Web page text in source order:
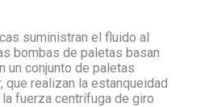
suministran el fluido al
bombas de paletas basan
un conjunto de paletas
que realizan la estanqueidad
fuerza centrífuga de giro